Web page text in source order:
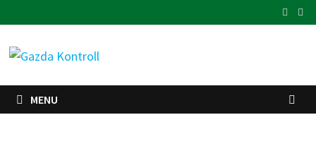
to
content
MENU